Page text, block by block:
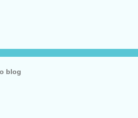
blog